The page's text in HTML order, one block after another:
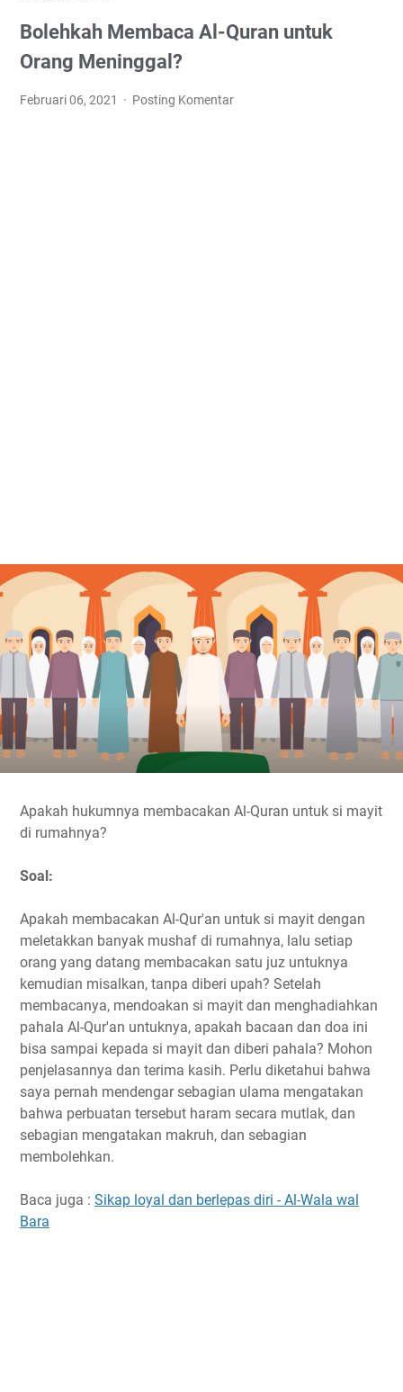
Bolehkah Membaca Al-Quran untuk
Orang Meninggal?
Februari 06, 2021 Posting Komentar
Apakah hukumnya membacakan Al-Quran untuk si mayit
di rumahnya?
Soal:
Apakah membacakan Al-Qur'an untuk si mayit dengan
meletakkan banyak mushaf di rumahnya, lalu setiap
orang yang datang membacakan satu juz untuknya
kemudian misalkan, tanpa diberi upah? Setelah
membacanya, mendoakan si mayit dan menghadiahkan
pahala Al-Qur'an untuknya, apakah bacaan dan doa ini
bisa sampai kepada si mayit dan diberi pahala? Mohon
penjelasannya dan terima kasih. Perlu diketahui bahwa
saya pernah mendengar sebagian ulama mengatakan
bahwa perbuatan tersebut haram secara mutlak, dan
sebagian mengatakan makruh, dan sebagian
membolehkan.
Baca juga : Sikap loyal dan berlepas diri - Al-Wala wal
Bara